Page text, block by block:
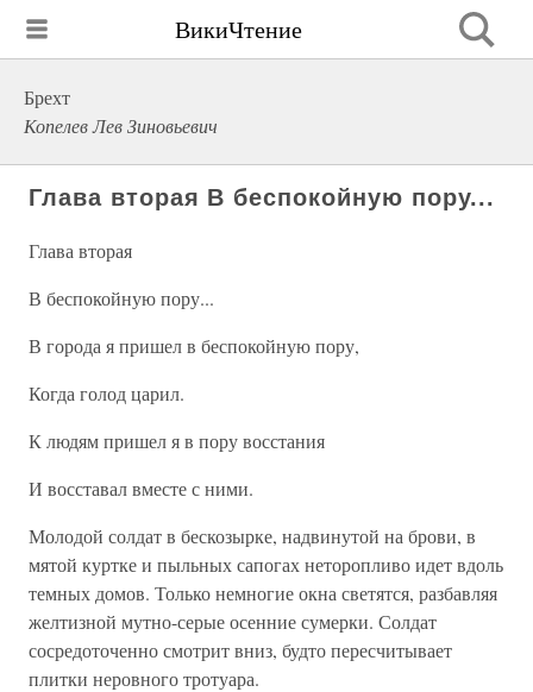
ВикиЧтение
Брехт
Копелев Лев Зиновьевич
Глава вторая В беспокойную пору...
Глава вторая
В беспокойную пору...
В города я пришел в беспокойную пору,
Когда голод царил.
К людям пришел я в пору восстания
И восставал вместе с ними.
Молодой солдат в бескозырке, надвинутой на брови, в
мятой куртке и пыльных сапогах неторопливо идет вдоль
темных домов. Только немногие окна светятся, разбавляя
желтизной мутно-серые осенние сумерки. Солдат
сосредоточенно смотрит вниз, будто пересчитывает
плитки неровного тротуара.